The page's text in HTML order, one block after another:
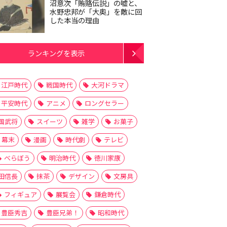
沼意次「賄賂伝説」の嘘と、
水野忠邦が「大奥」を敵に回
した本当の理由
ランキングを表示
江戸時代 戦国時代
大河ドラマ
平安時代
アニメ
ロングセラー
武将
スイーツ 雑学
お菓子
幕末
漫画 時代劇
テレビ
べらぼう
明治時代
徳川家康
信長
抹茶 デザイン
文房具
フィギュア
展覧会
鎌倉時代
豊臣秀吉
豊臣兄弟！
昭和時代